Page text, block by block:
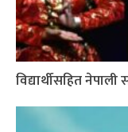
विद्यार्थीसहित